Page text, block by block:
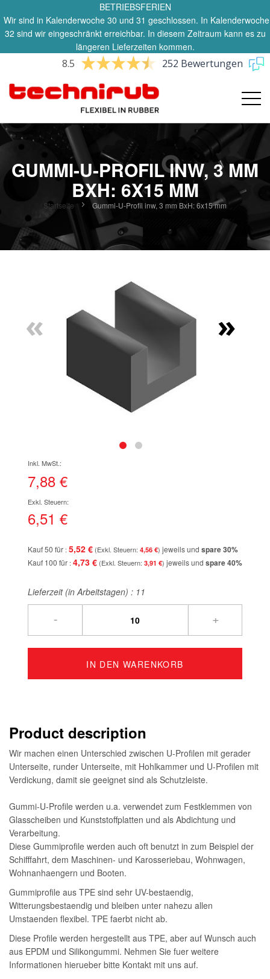
BETRIEBSFERIEN
Wir sind in Kalenderwoche 30 und 31 geschlossen. In Kalenderwoche
32 sind wir eingeschränkt erreichbar. In diesem Zeitraum kann es zu
längeren Lieferzeiten kommen.
8.5 252 Bewertungen
GUMMI-U-PROFIL INW, 3 MM
BXH: 6X15 MM
Startseite Gummi-U-Profil inw, 3 mm BxH: 6x15 mm
springen
« »
der
Bildgalerie
7,88 €
6,51 €
Kauf 50 für 5,52 € 4,56 € jeweils und spare30%
Kauf 100 für 4,73 € 3,91 € jeweils und spare40%
Lieferzeit (in Arbeitstagen) : 11
- +
IN DEN WARENKORB
Product description
Wir machen einen Unterschied zwischen U-Profilen mit gerader
Unterseite, runder Unterseite, mit Hohlkammer und U-Profilen mit
Verdickung, damit sie geeignet sind als Schutzleiste.
Gummi-U-Profile werden u.a. verwendet zum Festklemmen von
Glasscheiben und Kunststoffplatten und als Abdichtung und
Verarbeitung.
Diese Gummiprofile werden auch oft benutzt in zum Beispiel der
Schifffahrt, dem Maschinen- und Karosseriebau, Wohnwagen,
Wohnanhaengern und Booten.
Gummiprofile aus TPE sind sehr UV-bestaendig,
Witterungsbestaendig und bleiben unter nahezu allen
Umstaenden flexibel. TPE faerbt nicht ab.
Diese Profile werden hergestellt aus TPE, aber auf Wunsch auch
aus EPDM und Silikongummi. Nehmen Sie fuer weitere
Informationen hierueber bitte Kontakt mit uns auf.